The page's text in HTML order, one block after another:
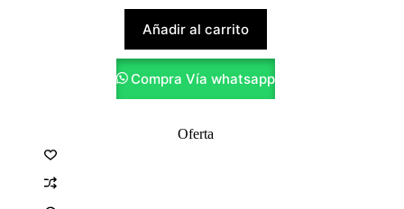
was:
$120.00.
is:
$70.00.
Añadir al carrito
Compra Vía whatsapp
Oferta